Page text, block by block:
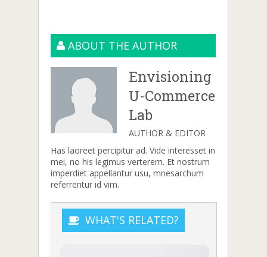
ABOUT THE AUTHOR
Envisioning
U-Commerce
Lab
AUTHOR & EDITOR
Has laoreet percipitur ad. Vide interesset in
mei, no his legimus verterem. Et nostrum
imperdiet appellantur usu, mnesarchum
referrentur id vim.
WHAT'S RELATED?